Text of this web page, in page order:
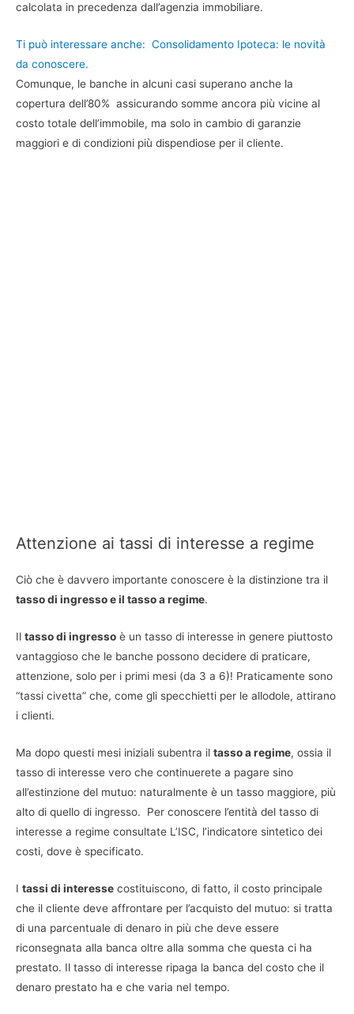
calcolata in precedenza dall’agenzia immobiliare.
Ti può interessare anche: Consolidamento Ipoteca: le novità
da conoscere.
Comunque, le banche in alcuni casi superano anche la
copertura dell’80% assicurando somme ancora più vicine al
costo totale dell’immobile, ma solo in cambio di garanzie
maggiori e di condizioni più dispendiose per il cliente.
Attenzione ai tassi di interesse a regime
Ciò che è davvero importante conoscere è la distinzione tra il
tasso di ingresso e il tasso a regime.
Il tasso di ingresso è un tasso di interesse in genere piuttosto
vantaggioso che le banche possono decidere di praticare,
attenzione, solo per i primi mesi (da 3 a 6)! Praticamente sono
“tassi civetta” che, come gli specchietti per le allodole, attirano
i clienti.
Ma dopo questi mesi iniziali subentra il tasso a regime, ossia il
tasso di interesse vero che continuerete a pagare sino
all’estinzione del mutuo: naturalmente è un tasso maggiore, più
alto di quello di ingresso. Per conoscere l’entità del tasso di
interesse a regime consultate L’ISC, l’indicatore sintetico dei
costi, dove è specificato.
I tassi di interesse costituiscono, di fatto, il costo principale
che il cliente deve affrontare per l’acquisto del mutuo: si tratta
di una parcentuale di denaro in più che deve essere
riconsegnata alla banca oltre alla somma che questa ci ha
prestato. Il tasso di interesse ripaga la banca del costo che il
denaro prestato ha e che varia nel tempo.